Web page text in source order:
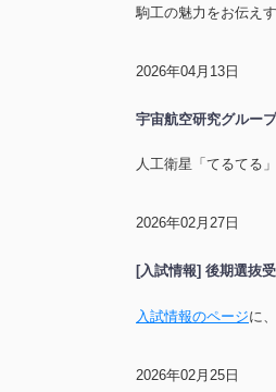
駒工の魅力をお伝え
2026年04月13日
宇宙航空研究グルー
人工衛星「てるてる
2026年02月27日
[入試情報] 後期選抜
入試情報のページに
2026年02月25日